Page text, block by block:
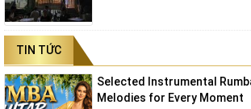
TIN TỨC
Selected Instrumental
Melodies for Every Moment